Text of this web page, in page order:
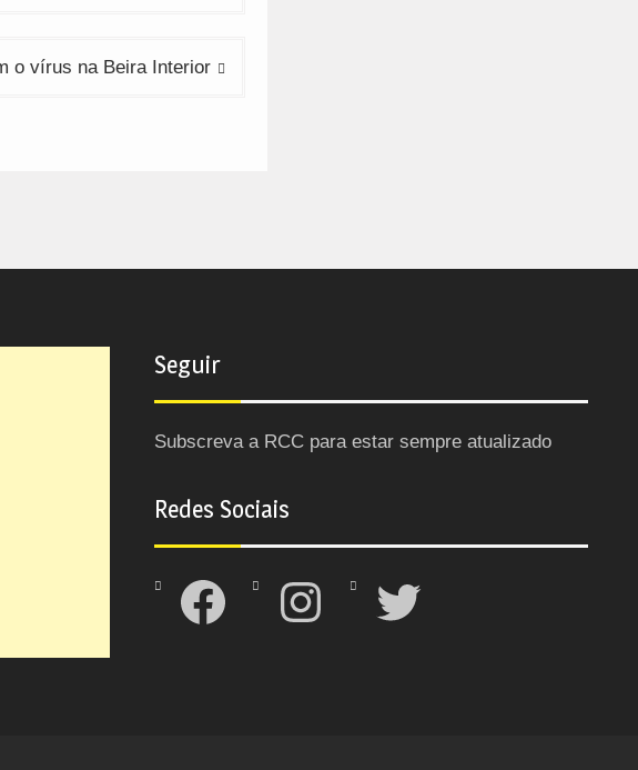
o vírus na Beira Interior
Seguir
Subscreva a RCC para estar sempre atualizado
Redes Sociais
Facebook Instagram Twitter